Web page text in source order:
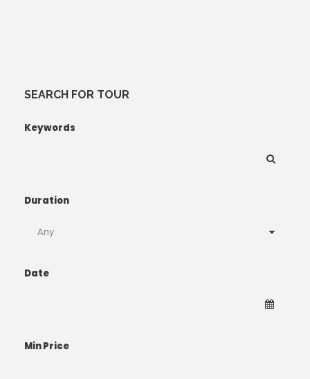
SEARCH FOR TOUR
Keywords
Duration
Date
Min Price